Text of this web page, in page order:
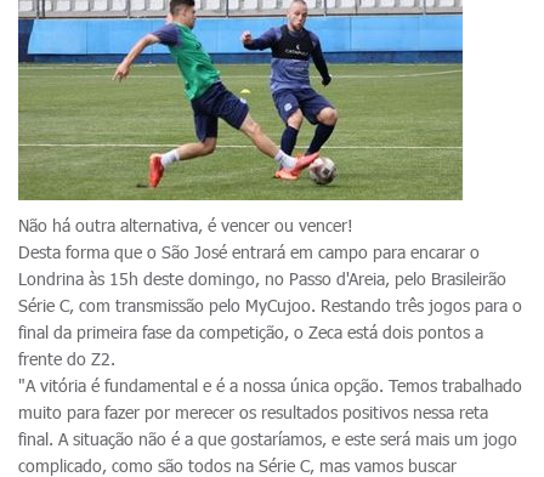
Não há outra alternativa, é vencer ou vencer!
Desta forma que o São José entrará em campo para encarar o
Londrina às 15h deste domingo, no Passo d'Areia, pelo Brasileirão
Série C, com transmissão pelo MyCujoo. Restando três jogos para o
final da primeira fase da competição, o Zeca está dois pontos a
frente do Z2.
"A vitória é fundamental e é a nossa única opção. Temos trabalhado
muito para fazer por merecer os resultados positivos nessa reta
final. A situação não é a que gostaríamos, e este será mais um jogo
complicado, como são todos na Série C, mas vamos buscar